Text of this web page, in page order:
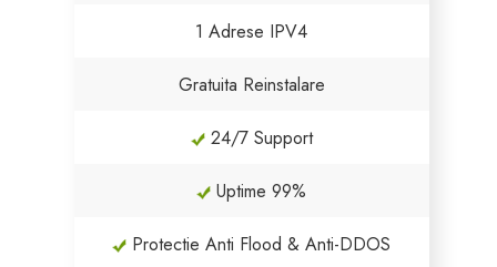
1 Adrese IPV4
Gratuita Reinstalare
24/7 Support
Uptime 99%
Protectie Anti Flood & Anti-DDOS